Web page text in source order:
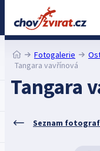
Fotogalerie
Tangara vavřínová
Tangara
Seznam